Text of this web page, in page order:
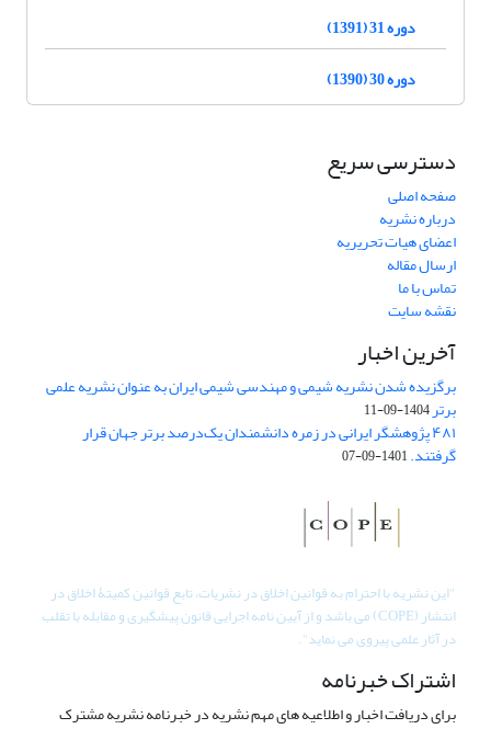
دوره 31 (1391)
دوره 30 (1390)
دسترسی سریع
صفحه اصلی
درباره نشریه
اعضای هیات تحریریه
ارسال مقاله
تماس با ما
نقشه سایت
آخرین اخبار
برگزیده شدن نشریه شیمی و مهندسی شیمی ایران به عنوان نشریه علمی
برتر1404-09-11
۴۸۱ پژوهشگر ایرانی در زمره دانشمندان یک‌درصد برتر جهان قرار
گرفتند.1401-09-07
"این نشریه با احترام به قوانین اخلاق در نشریات، تابع قوانین کمیتۀ اخلاق در
انتشار (COPE) می باشد و از آیین نامه اجرایی قانون پیشگیری و مقابله با تقلب
در آثار علمی پیروی می نماید".
اشتراک خبرنامه
برای دریافت اخبار و اطلاعیه های مهم نشریه در خبرنامه نشریه مشترک